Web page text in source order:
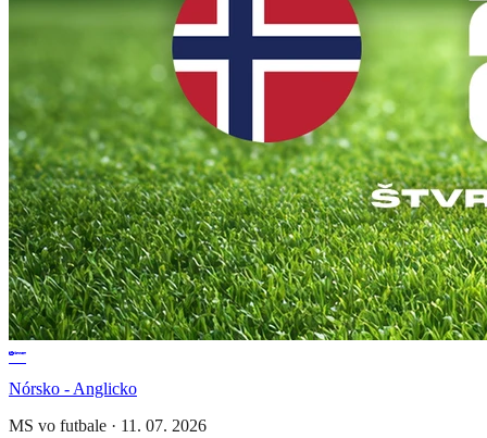
Nórsko - Anglicko
MS vo futbale · 11. 07. 2026